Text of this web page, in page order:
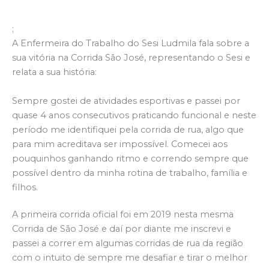
;
A Enfermeira do Trabalho do Sesi Ludmila fala sobre a
sua vitória na Corrida São José, representando o Sesi e
relata a sua história:
Sempre gostei de atividades esportivas e passei por
quase 4 anos consecutivos praticando funcional e neste
período me identifiquei pela corrida de rua, algo que
para mim acreditava ser impossível. Comecei aos
pouquinhos ganhando ritmo e correndo sempre que
possível dentro da minha rotina de trabalho, família e
filhos.
A primeira corrida oficial foi em 2019 nesta mesma
Corrida de São José e daí por diante me inscrevi e
passei a correr em algumas corridas de rua da região
com o intuito de sempre me desafiar e tirar o melhor